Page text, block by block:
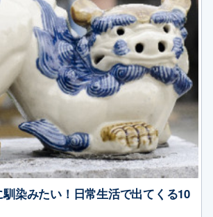
染みたい！日常生活で出てくる10